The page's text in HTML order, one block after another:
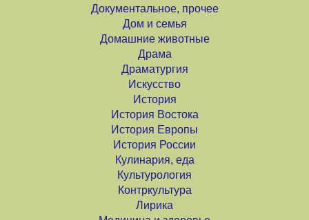
Документальное, прочее
Дом и семья
Домашние животные
Драма
Драматургия
Искусство
История
История Востока
История Европы
История России
Кулинария, еда
Культурология
Контркультура
Лирика